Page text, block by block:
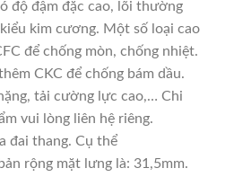
độ đậm đặc cao, lõi thường
kim cương. Một số loại cao
để chống mòn, chống nhiệt.
CKC để chống bám dầu.
tải cường lực cao,… Chi
vui lòng liên hệ riêng.
đai thang. Cụ thể
rộng mặt lưng là: 31,5mm.